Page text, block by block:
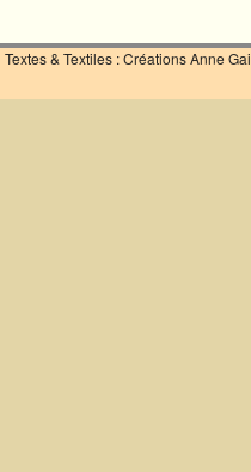
Textes & Textiles : Créations Anne